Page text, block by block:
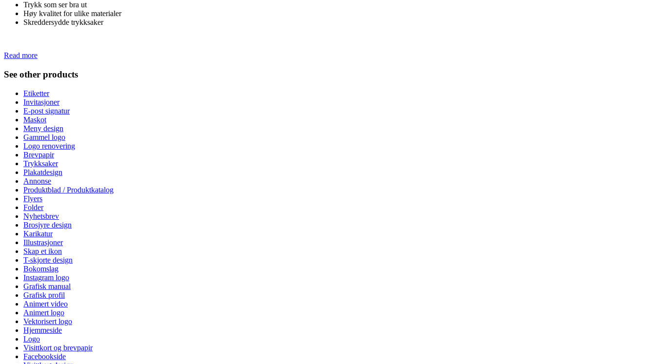
Trykk som ser bra ut
Høy kvalitet for ulike materialer
Skreddersydde trykksaker
Read more
See other products
Etiketter
Invitasjoner
E-post signatur
Maskot
Meny design
Gammel logo
Logo renovering
Brevpapir
Trykksaker
Plakatdesign
Annonse
Produktblad / Produktkatalog
Flyers
Folder
Nyhetsbrev
Brosjyre design
Karikatur
Illustrasjoner
Skap et ikon
T-skjorte design
Bokomslag
Instagram logo
Grafisk manual
Grafisk profil
Animert video
Animert logo
Vektorisert logo
Hjemmeside
Logo
Visittkort og brevpapir
Facebookside